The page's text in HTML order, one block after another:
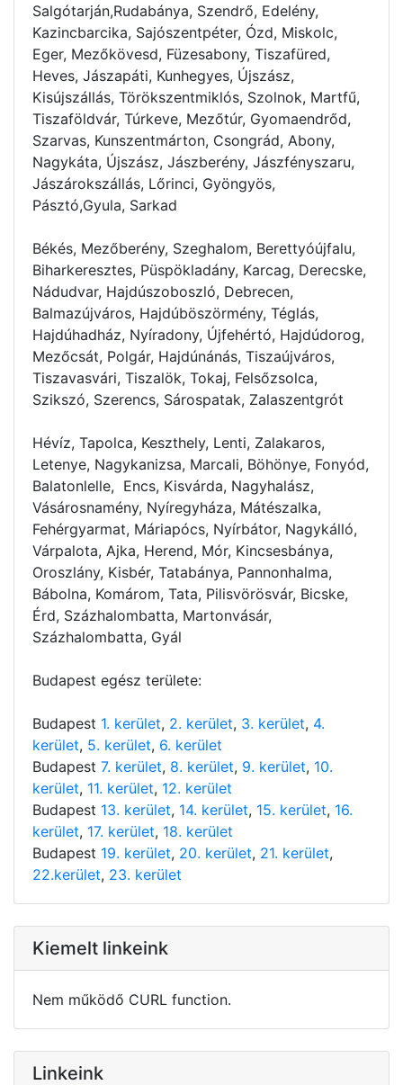
Salgótarján,Rudabánya, Szendrő, Edelény,
Kazincbarcika, Sajószentpéter, Ózd, Miskolc,
Eger, Mezőkövesd, Füzesabony, Tiszafüred,
Heves, Jászapáti, Kunhegyes, Újszász,
Kisújszállás, Törökszentmiklós, Szolnok, Martfű,
Tiszaföldvár, Túrkeve, Mezőtúr, Gyomaendrőd,
Szarvas, Kunszentmárton, Csongrád, Abony,
Nagykáta, Újszász, Jászberény, Jászfényszaru,
Jászárokszállás, Lőrinci, Gyöngyös,
Pásztó,Gyula, Sarkad
Békés, Mezőberény, Szeghalom, Berettyóújfalu,
Biharkeresztes, Püspökladány, Karcag, Derecske,
Nádudvar, Hajdúszoboszló, Debrecen,
Balmazújváros, Hajdúböszörmény, Téglás,
Hajdúhadház, Nyíradony, Újfehértó, Hajdúdorog,
Mezőcsát, Polgár, Hajdúnánás, Tiszaújváros,
Tiszavasvári, Tiszalök, Tokaj, Felsőzsolca,
Szikszó, Szerencs, Sárospatak, Zalaszentgrót
Hévíz, Tapolca, Keszthely, Lenti, Zalakaros,
Letenye, Nagykanizsa, Marcali, Böhönye, Fonyód,
Balatonlelle, Encs, Kisvárda, Nagyhalász,
Vásárosnamény, Nyíregyháza, Mátészalka,
Fehérgyarmat, Máriapócs, Nyírbátor, Nagykálló,
Várpalota, Ajka, Herend, Mór, Kincsesbánya,
Oroszlány, Kisbér, Tatabánya, Pannonhalma,
Bábolna, Komárom, Tata, Pilisvörösvár, Bicske,
Érd, Százhalombatta, Martonvásár,
Százhalombatta, Gyál
Budapest egész területe:
Budapest 1. kerület, 2. kerület, 3. kerület, 4.
kerület, 5. kerület, 6. kerület
Budapest 7. kerület, 8. kerület, 9. kerület, 10.
kerület, 11. kerület, 12. kerület
Budapest 13. kerület, 14. kerület, 15. kerület, 16.
kerület, 17. kerület, 18. kerület
Budapest 19. kerület, 20. kerület, 21. kerület,
22.kerület, 23. kerület
Kiemelt linkeink
Nem működő CURL function.
Linkeink